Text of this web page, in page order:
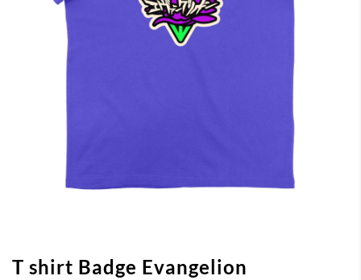
T shirt Badge Evangelion